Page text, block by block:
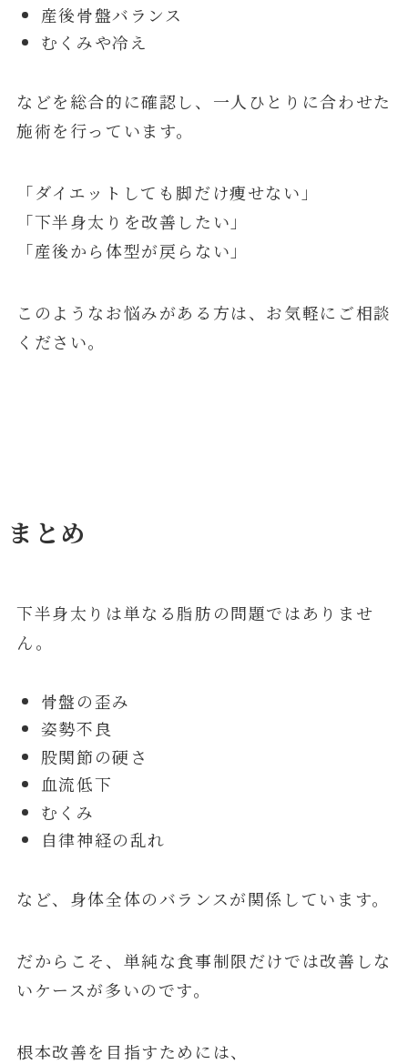
産後骨盤バランス
むくみや冷え
などを総合的に確認し、一人ひとりに合わせた
施術を行っています。
「ダイエットしても脚だけ痩せない」
「下半身太りを改善したい」
「産後から体型が戻らない」
このようなお悩みがある方は、お気軽にご相談
ください。
まとめ
下半身太りは単なる脂肪の問題ではありませ
ん。
骨盤の歪み
姿勢不良
股関節の硬さ
血流低下
むくみ
自律神経の乱れ
など、身体全体のバランスが関係しています。
だからこそ、単純な食事制限だけでは改善しな
いケースが多いのです。
根本改善を目指すためには、